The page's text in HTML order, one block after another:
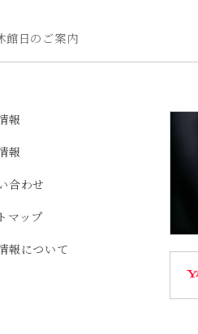
館日のご案内
報
報
合わせ
マップ
報について